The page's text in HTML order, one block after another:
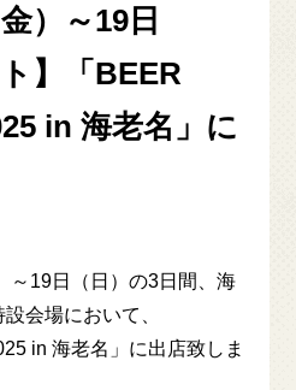
）～19日
】「BEER
in 海老名」に
～19日（日）の3日間、海
会場において、
in 海老名」に出店致しま